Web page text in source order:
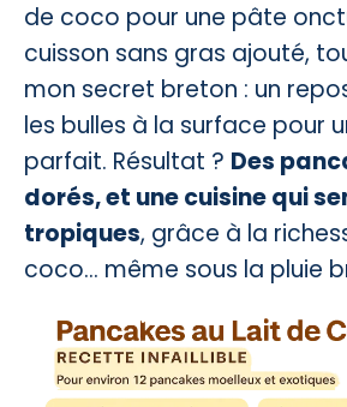
de coco pour une pâte
cuisson sans gras ajouté,
mon secret breton : un
les bulles à la surface pour
parfait. Résultat ? Des
dorés, et une cuisine qui
tropiques, grâce à la
coco… même sous la pluie